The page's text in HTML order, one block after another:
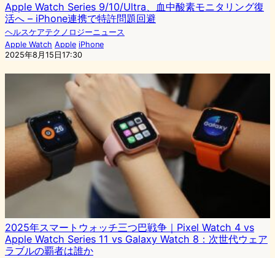
Apple Watch Series 9/10/Ultra、血中酸素モニタリング復
活へ – iPhone連携で特許問題回避
ヘルスケアテクノロジーニュース
Apple Watch Apple iPhone
2025年8月15日17:30
2025年スマートウォッチ三つ巴戦争｜Pixel Watch 4 vs
Apple Watch Series 11 vs Galaxy Watch 8：次世代ウェア
ラブルの覇者は誰か